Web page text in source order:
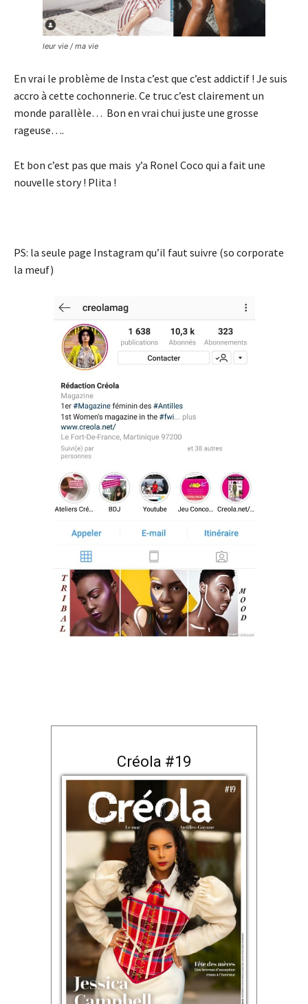
leur vie / ma vie
En vrai le problème de Insta c’est que c’est addictif ! Je suis
accro à cette cochonnerie. Ce truc c’est clairement un
monde parallèle… Bon en vrai chui juste une grosse
rageuse….
Et bon c’est pas que mais y’a Ronel Coco qui a fait une
nouvelle story ! Plita !
PS: la seule page Instagram qu’il faut suivre (so corporate
la meuf)
Créola #19